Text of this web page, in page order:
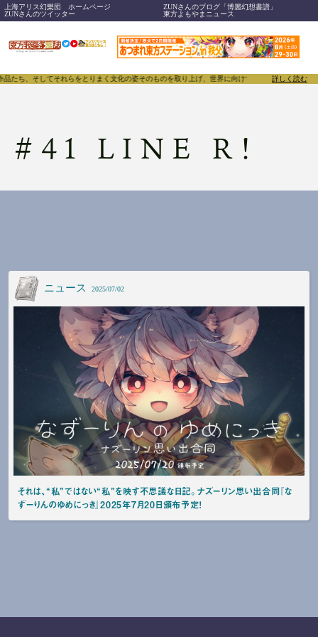
上海アリス幻樂団 ホームページ
ZUNさんのブログ「博麗幻想書譜」
ZUNさんのツイッター
東方よもやまニュース
、そしてそれらをとりまく文化の姿そのものを取り上げ、世界に向けて誇らしく発信するこ
詳しく読む
# 41 LINE R!
ニュース 2025/07/02
それは、“私”ではない“私”を映す不思議な日記。ナズーリン思い出合同『な
ずーりんのゆめにっき』2025年7月20日頒布予定！